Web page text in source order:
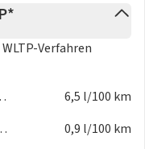
WLTP-Verfahren
Batterie
6,5 l/100 km
0,9 l/100 km